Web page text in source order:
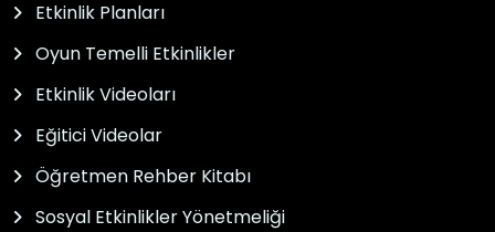
Etkinlik Planları
Oyun Temelli Etkinlikler
Etkinlik Videoları
Eğitici Videolar
Öğretmen Rehber Kitabı
Sosyal Etkinlikler Yönetmeliği